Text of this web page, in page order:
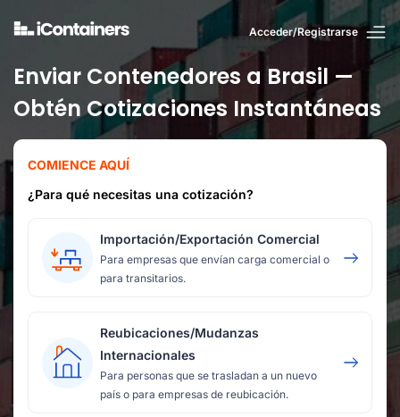
Acceder/Registrarse
Enviar Contenedores a Brasil —
Obtén Cotizaciones Instantáneas
COMIENCE AQUÍ
¿Para qué necesitas una cotización?
Importación/Exportación Comercial
Para empresas que envían carga comercial o
para transitarios.
Reubicaciones/Mudanzas
Internacionales
Para personas que se trasladan a un nuevo
país o para empresas de reubicación.